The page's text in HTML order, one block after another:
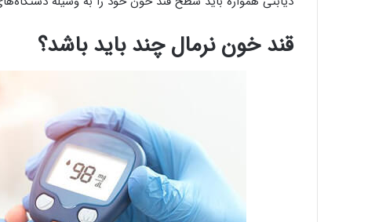
قند خون نرمال چند باید باشد؟